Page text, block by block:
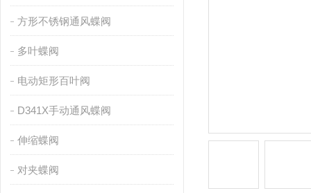
方形不锈钢通风蝶阀
多叶蝶阀
电动矩形百叶阀
D341X手动通风蝶阀
伸缩蝶阀
对夹蝶阀